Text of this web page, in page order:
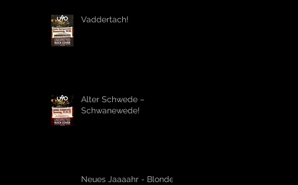
Vaddertach!
Alter Schwede –
Schwanewede!
Neues Jaaaahr - Blondes